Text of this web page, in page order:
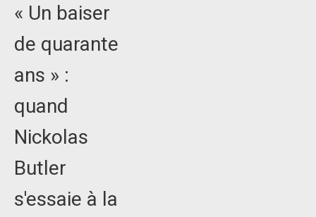
« Un baiser
de quarante
ans » :
quand
Nickolas
Butler
s'essaie à la